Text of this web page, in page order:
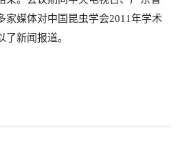
家媒体对中国昆虫学会2011年学术
新闻报道。